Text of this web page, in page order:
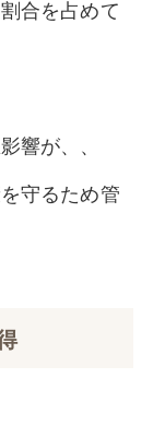
合を占めて
響が、、
守るため管